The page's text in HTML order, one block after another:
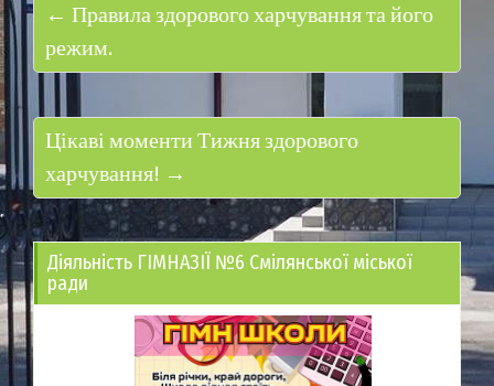
← Правила здорового харчування та його
режим.
Цікаві моменти Тижня здорового
харчування! →
Діяльність ГІМНАЗІЇ №6 Смілянської міської
ради